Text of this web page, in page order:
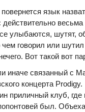
язык
улыбаются, шутят,
говорил или
Вот такой вот
иначе связанный с
концерта
приличный клуб, где
был.